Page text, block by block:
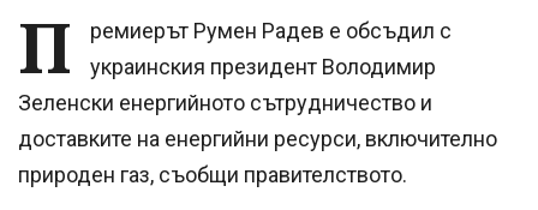
П
ремиерът Румен Радев е обсъдил с
украинския президент Володимир
Зеленски енергийното сътрудничество и
доставките на енергийни ресурси, включително
природен газ, съобщи правителството.